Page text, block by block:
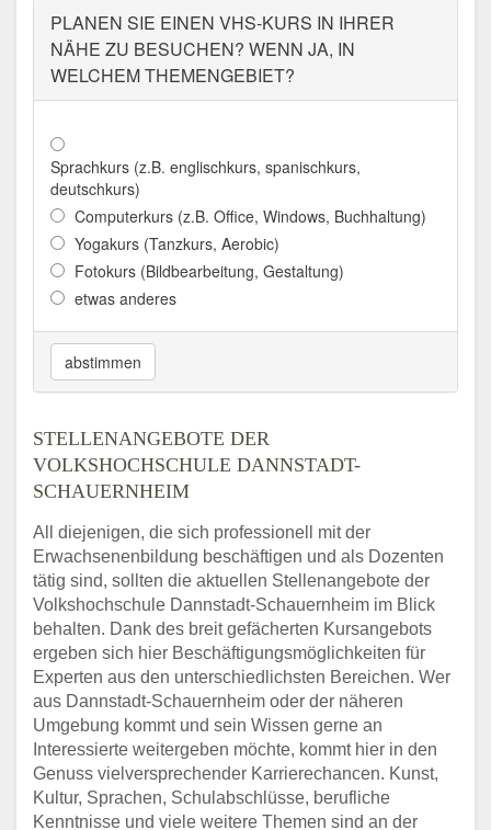
Adresse: Europaplatz 5, 67063 Ludwigshafen
Aktualisiert: August 2021
PLANEN SIE EINEN VHS-KURS IN IHRER
NÄHE ZU BESUCHEN? WENN JA, IN
WELCHEM THEMENGEBIET?
Sprachkurs (z.B. englischkurs, spanischkurs,
deutschkurs)
Computerkurs (z.B. Office, Windows, Buchhaltung)
Yogakurs (Tanzkurs, Aerobic)
Fotokurs (Bildbearbeitung, Gestaltung)
etwas anderes
abstimmen
STELLENANGEBOTE DER
VOLKSHOCHSCHULE DANNSTADT-
SCHAUERNHEIM
All diejenigen, die sich professionell mit der
Erwachsenenbildung beschäftigen und als Dozenten
tätig sind, sollten die aktuellen Stellenangebote der
Volkshochschule Dannstadt-Schauernheim im Blick
behalten. Dank des breit gefächerten Kursangebots
ergeben sich hier Beschäftigungsmöglichkeiten für
Experten aus den unterschiedlichsten Bereichen. Wer
aus Dannstadt-Schauernheim oder der näheren
Umgebung kommt und sein Wissen gerne an
Interessierte weitergeben möchte, kommt hier in den
Genuss vielversprechender Karrierechancen. Kunst,
Kultur, Sprachen, Schulabschlüsse, berufliche
Kenntnisse und viele weitere Themen sind an der